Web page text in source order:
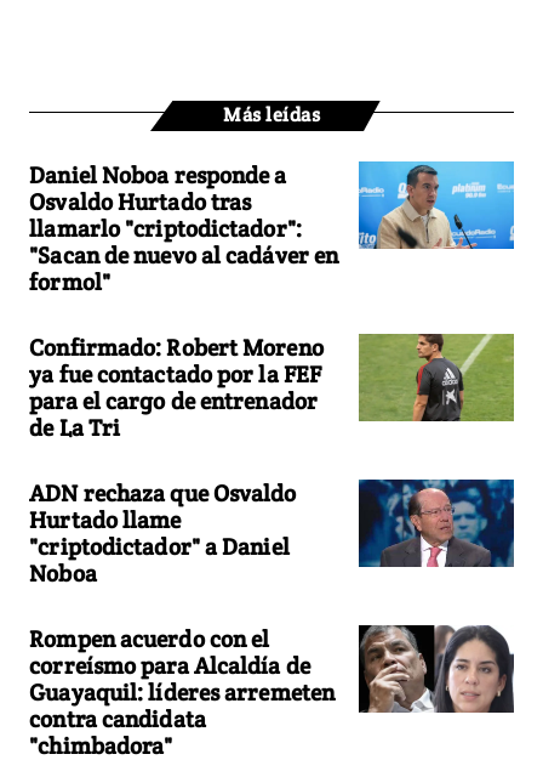
Más leídas
Daniel Noboa responde a
Osvaldo Hurtado tras
llamarlo "criptodictador":
"Sacan de nuevo al cadáver en
formol"
Confirmado: Robert Moreno
ya fue contactado por la FEF
para el cargo de entrenador
de La Tri
ADN rechaza que Osvaldo
Hurtado llame
"criptodictador" a Daniel
Noboa
Rompen acuerdo con el
correísmo para Alcaldía de
Guayaquil: líderes arremeten
contra candidata
"chimbadora"